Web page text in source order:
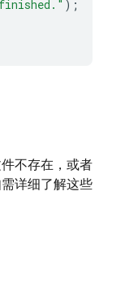
finished." );
不存在，或者
详细了解这些